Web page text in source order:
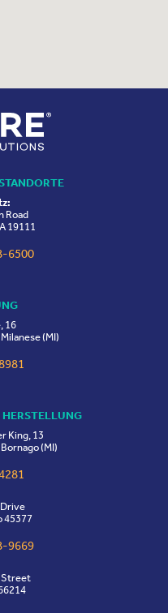
Road
19111
6500
16
(MI)
King, 13
(MI)
45377
9669
Street